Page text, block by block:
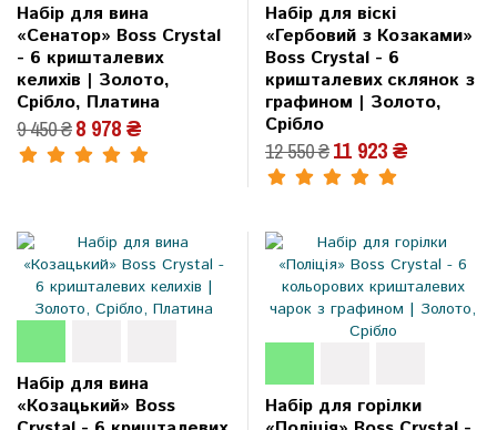
Набір для вина
«Сенатор» Boss Crystal
- 6 кришталевих
келихів | Золото,
Срібло, Платина
9 450 ₴8 978 ₴
Набір для віскі
«Гербовий з Козаками»
Boss Crystal - 6
кришталевих склянок з
графином | Золото,
Срібло
12 550 ₴11 923 ₴
Набір для вина
«Козацький» Boss
Набір для горілки